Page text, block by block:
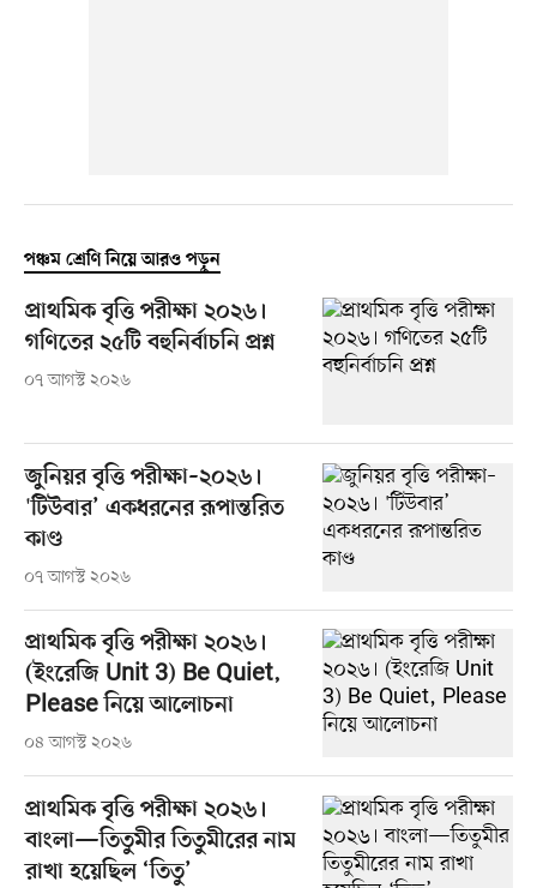
পঞ্চম শ্রেণি নিয়ে আরও পড়ুন
প্রাথমিক বৃত্তি পরীক্ষা ২০২৬।
গণিতের ২৫টি বহুনির্বাচনি প্রশ্ন
০৭ আগস্ট ২০২৬
জুনিয়র বৃত্তি পরীক্ষা–২০২৬।
'টিউবার’ একধরনের রূপান্তরিত
কাণ্ড
০৭ আগস্ট ২০২৬
প্রাথমিক বৃত্তি পরীক্ষা ২০২৬।
(ইংরেজি Unit 3) Be Quiet,
Please নিয়ে আলোচনা
০৪ আগস্ট ২০২৬
প্রাথমিক বৃত্তি পরীক্ষা ২০২৬।
বাংলা—তিতুমীর তিতুমীরের নাম
রাখা হয়েছিল ‘তিতু’